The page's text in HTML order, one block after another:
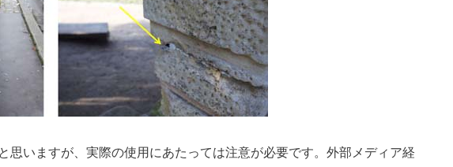
思いますが、実際の使用にあたっては注意が必要です。外部メディア経